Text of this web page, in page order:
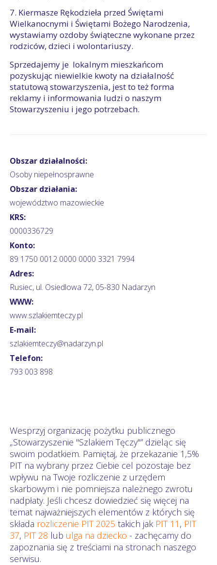
7. Kiermasze Rękodzieła przed Świętami
Wielkanocnymi i Świętami Bożego Narodzenia,
wystawiamy ozdoby świąteczne wykonane przez
rodziców, dzieci i wolontariuszy.
Sprzedajemy je lokalnym mieszkańcom
pozyskując niewielkie kwoty na działalność
statutową stowarzyszenia, jest to też forma
reklamy i informowania ludzi o naszym
Stowarzyszeniu i jego potrzebach.
Obszar działalności:
Osoby niepełnosprawne
Obszar działania:
województwo mazowieckie
KRS:
0000336729
Konto:
89 1750 0012 0000 0000 3321 7994
Adres:
Rusiec, ul. Osiedlowa 72, 05-830 Nadarzyn
WWW:
www.szlakiemteczy.pl
E-mail:
szlakiemteczy@nadarzyn.pl
Telefon:
793 003 898
Wesprzyj organizację pożytku publicznego
„Stowarzyszenie "Szlakiem Tęczy"” dzieląc się
swoim podatkiem. Pamiętaj, że przekazanie 1,5%
PIT na wybrany przez Ciebie cel pozostaje bez
wpływu na Twoje rozliczenie z urzędem
skarbowym i nie pomniejsza należnego zwrotu
nadpłaty. Jeśli chcesz dowiedzieć się więcej na
temat najważniejszych elementów z których się
składa rozliczenie PIT 2025 takich jak PIT 11 , PIT
37, PIT 28 lub ulga na dziecko - zachęcamy do
zapoznania się z treściami na stronach naszego
serwisu.